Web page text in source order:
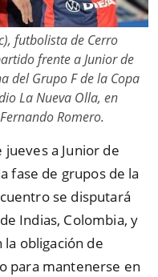
futbolista de Cerro
frente a Junior de
del Grupo F de la Copa
La Nueva Olla, en
Romero.
a Junior de
fase de grupos de la
se disputará
Indias, Colombia, y
la obligación de
para mantenerse en